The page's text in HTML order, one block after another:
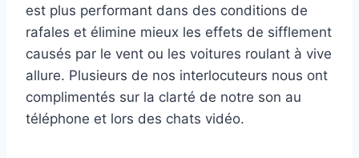
est plus performant dans des conditions de
rafales et élimine mieux les effets de sifflement
causés par le vent ou les voitures roulant à vive
allure. Plusieurs de nos interlocuteurs nous ont
complimentés sur la clarté de notre son au
téléphone et lors des chats vidéo.